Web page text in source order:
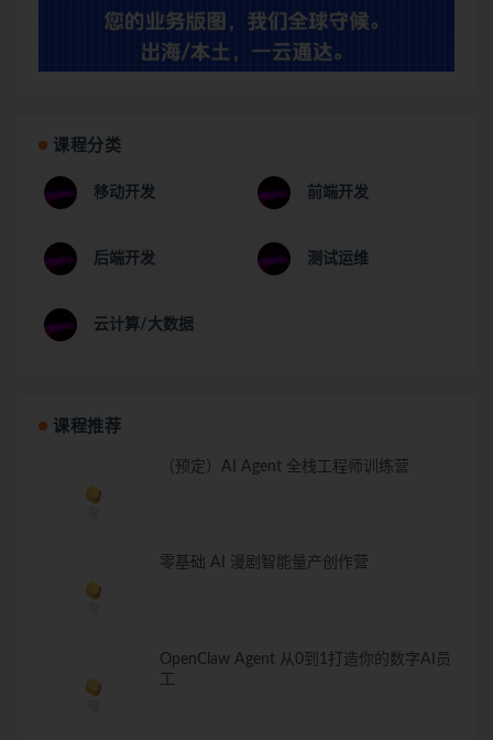
课程分类
移动开发 前端开发
后端开发 测试运维
云计算/大数据
课程推荐
（预定）AI Agent 全栈工程师训练营
零基础 AI 漫剧智能量产创作营
OpenClaw Agent 从0到1打造你的数字AI员